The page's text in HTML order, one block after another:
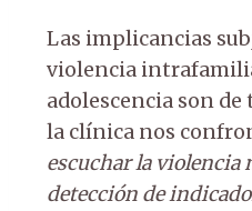
Las implicancias
violencia
adolescencia son
la clínica nos
escuchar la violencia
detección de